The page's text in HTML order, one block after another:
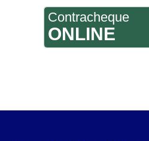
Contracheque
ONLINE